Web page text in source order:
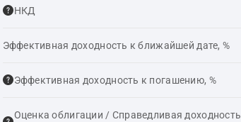
НКД
Эффективная доходность к ближайшей дате, %
Эффективная доходность к погашению, %
Оценка облигации / Справедливая доходность